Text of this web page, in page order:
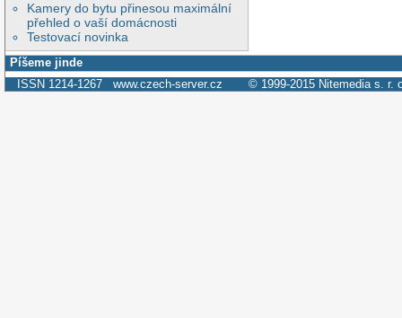
Kamery do bytu přinesou maximální
přehled o vaší domácnosti
Testovací novinka
Píšeme jinde
ISSN 1214-1267 www.czech-server.cz © 1999-2015 Nitemedia s. r.